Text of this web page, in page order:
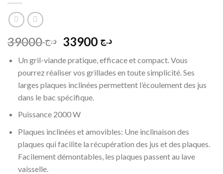
د.ج39000
Le
initial
était :
د.ج 39000.
د.جLe
actuel
est :
د.ج 33900.
Un gril-viande pratique, efficace et compact. Vous
pourrez réaliser vos grillades en toute simplicité. Ses
larges plaques inclinées permettent l’écoulement des jus
dans le bac spécifique.
Puissance 2000 W
Plaques inclinées et amovibles: Une inclinaison des
plaques qui facilite la récupération des jus et des plaques.
Facilement démontables, les plaques passent au lave
vaisselle.